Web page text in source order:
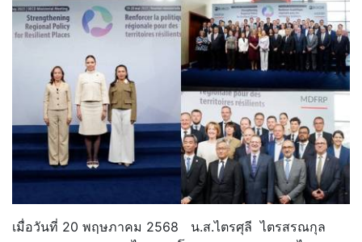
เมื่อวันที่ 20 พฤษภาคม 2568 น.ส.ไตรศุลี ไตรสรณกุล